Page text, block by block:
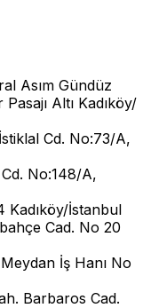
Asım Gündüz
Altı Kadıköy/
Cd. No:73/A,
No:148/A,
Kadıköy/İstanbul
Cad. No 20
İş Hanı No
Barbaros Cad.